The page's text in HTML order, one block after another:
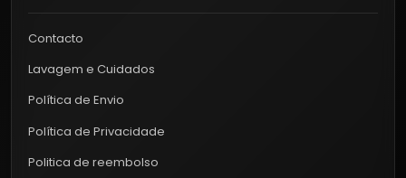
Contacto
Lavagem e Cuidados
Política de Envio
Política de Privacidade
Politica de reembolso